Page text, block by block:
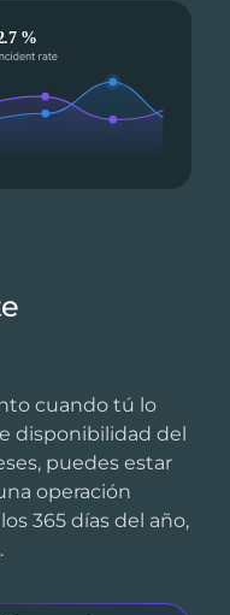
cuando tú lo
disponibilidad del
puedes estar
operación
365 días del año,